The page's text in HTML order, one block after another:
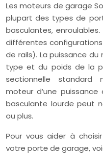
Les moteurs de garage
plupart des types de
basculantes,
différentes
de rails). La puissance
type et du poids de la
sectionnelle standard
moteur d’une puissance
basculante lourde peut
ou plus.
Pour vous aider à
votre porte de garage,